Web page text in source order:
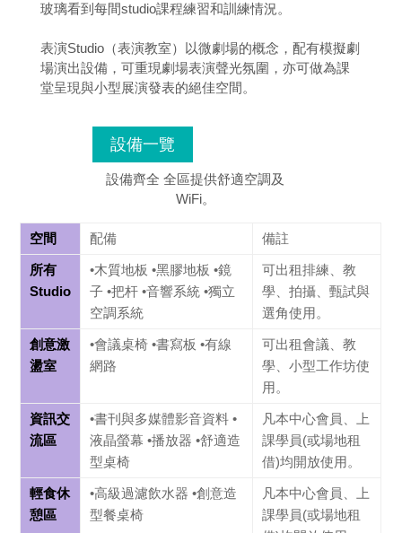
玻璃看到每間studio課程練習和訓練情況。
表演Studio（表演教室）以微劇場的概念，配有模擬劇
場演出設備，可重現劇場表演聲光氛圍，亦可做為課
堂呈現與小型展演發表的絕佳空間。
設備一覽
設備齊全 全區提供舒適空調及
WiFi。
空間 配備 備註
所有
Studio
•木質地板 •黑膠地板 •鏡
子 •把杆 •音響系統 •獨立
空調系統
可出租排練、教
學、拍攝、甄試與
選角使用。
創意激
盪室
•會議桌椅 •書寫板 •有線
網路
可出租會議、教
學、小型工作坊使
用。
資訊交
流區
•書刊與多媒體影音資料 •
液晶螢幕 •播放器 •舒適造
型桌椅
凡本中心會員、上
課學員(或場地租
借)均開放使用。
輕食休
憩區
•高級過濾飲水器 •創意造
型餐桌椅
凡本中心會員、上
課學員(或場地租